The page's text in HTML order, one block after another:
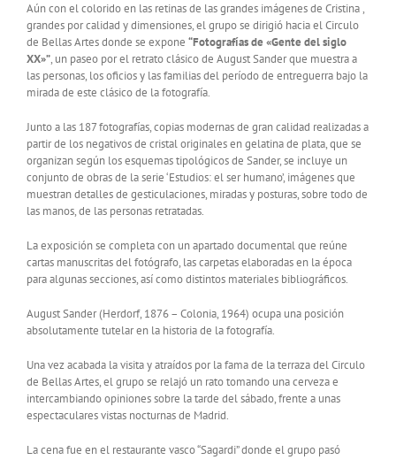
Aún con el colorido en las retinas de las grandes imágenes de Cristina ,
grandes por calidad y dimensiones, el grupo se dirigió hacia el Circulo
de Bellas Artes donde se expone “Fotografías de «Gente del siglo
XX»”, un paseo por el retrato clásico de August Sander que muestra a
las personas, los oficios y las familias del período de entreguerra bajo la
mirada de este clásico de la fotografía.
Junto a las 187 fotografías, copias modernas de gran calidad realizadas a
partir de los negativos de cristal originales en gelatina de plata, que se
organizan según los esquemas tipológicos de Sander, se incluye un
conjunto de obras de la serie ‘Estudios: el ser humano’, imágenes que
muestran detalles de gesticulaciones, miradas y posturas, sobre todo de
las manos, de las personas retratadas.
La exposición se completa con un apartado documental que reúne
cartas manuscritas del fotógrafo, las carpetas elaboradas en la época
para algunas secciones, así como distintos materiales bibliográficos.
August Sander (Herdorf, 1876 – Colonia, 1964) ocupa una posición
absolutamente tutelar en la historia de la fotografía.
Una vez acabada la visita y atraídos por la fama de la terraza del Circulo
de Bellas Artes, el grupo se relajó un rato tomando una cerveza e
intercambiando opiniones sobre la tarde del sábado, frente a unas
espectaculares vistas nocturnas de Madrid.
La cena fue en el restaurante vasco “Sagardi” donde el grupo pasó